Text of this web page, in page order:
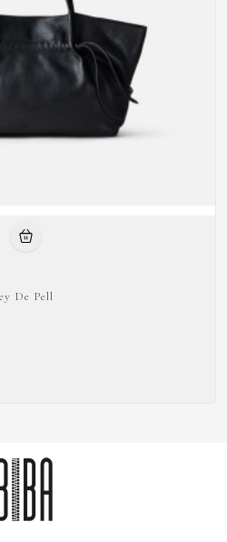
De Pell